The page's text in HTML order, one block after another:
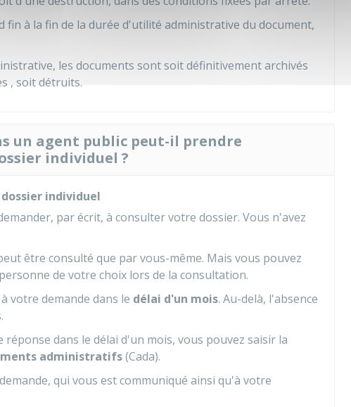
fin à la fin de la durée d'utilité administrative du document,
les documents sont soit définitivement archivés
, soit détruits.
un agent public peut-il prendre
individuel ?
individuel
par écrit, à consulter votre dossier. Vous n'avez
être consulté que par vous-même. Mais vous pouvez
de votre choix lors de la consultation.
votre demande dans le délai d'un mois. Au-delà, l'absence
réponse dans le délai d'un mois, vous pouvez saisir la
administratifs(Cada).
qui vous est communiqué ainsi qu'à votre